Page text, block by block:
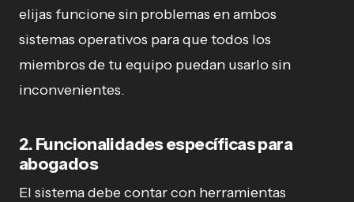
elijas funcione sin problemas en ambos
sistemas operativos para que todos los
miembros de tu equipo puedan usarlo sin
inconvenientes.
2. Funcionalidades específicas para
abogados
El sistema debe contar con herramientas